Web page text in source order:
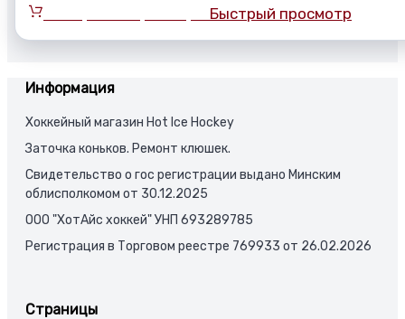
Быстрый просмотр
Информация
Хоккейный магазин Hot Ice Hockey
Заточка коньков. Ремонт клюшек.
Свидетельство о гос регистрации выдано Минским
облисполкомом от 30.12.2025
ООО "ХотАйс хоккей" УНП 693289785
Регистрация в Торговом реестре 769933 от 26.02.2026
Страницы